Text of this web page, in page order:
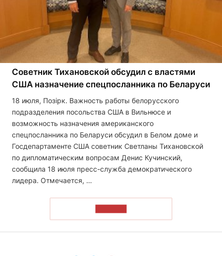
Советник Тихановской обсудил с властями
США назначение спецпосланника по Беларуси
18 июля, Позірк. Важность работы белорусского
подразделения посольства США в Вильнюсе и
возможность назначения американского
спецпосланника по Беларуси обсудил в Белом доме и
Госдепартаменте США советник Светланы Тихановской
по дипломатическим вопросам Денис Кучинский,
сообщила 18 июля пресс-служба демократического
лидера. Отмечается, …